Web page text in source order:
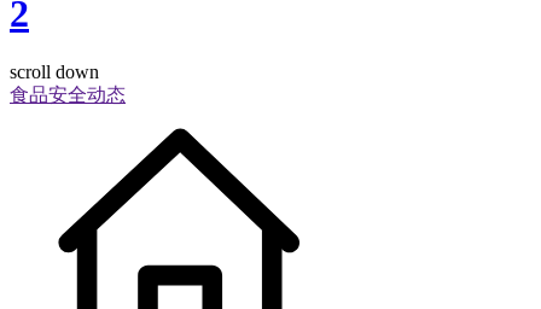
2
scroll down
食品安全动态